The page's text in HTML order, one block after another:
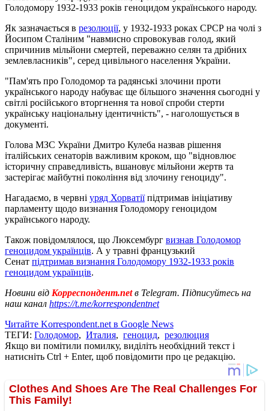
Голодомору 1932-1933 років геноцидом українського народу.
Як зазначається в резолюції, у 1932-1933 роках СРСР на чолі з
Йосипом Сталіним "навмисно спровокував голод, який
спричинив мільйони смертей, переважно селян та дрібних
землевласників", серед цивільного населення України.
"Пам'ять про Голодомор та радянські злочини проти
українського народу набуває ще більшого значення сьогодні у
світлі російського вторгнення та нової спроби стерти
українську національну ідентичність", - наголошується в
документі.
Голова МЗС України Дмитро Кулеба назвав рішення
італійських сенаторів важливим кроком, що "відновлює
історичну справедливість, вшановує мільйони жертв та
застерігає майбутні покоління від злочину геноциду".
Нагадаємо, в червні уряд Хорватіїпідтримав ініціативу
парламенту щодо визнання Голодомору геноцидом
українського народу.
Також повідомлялося, що Люксембург визнав Голодомор
геноцидом українців. А у травні французький
Сенат підтримав визнання Голодомору 1932-1933 років
геноцидом українців.
Новини від Корреспондент.netв Telegram. Підписуйтесь на
наш канал https://t.me/korrespondentnet
Читайте Korrespondent.net в Google News
ТЕГИ: Голодомор, Италия, геноцид, резолюция
Якщо ви помітили помилку, виділіть необхідний текст і
натисніть Ctrl + Enter, щоб повідомити про це редакцію.